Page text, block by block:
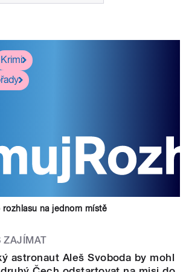
Krimi
na jednom místě
ZAJÍMAT
astronaut Aleš Svoboda by mohl